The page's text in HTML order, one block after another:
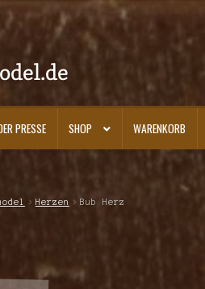
PRESSE SHOP WARENKORB
Herzen Bub Herz